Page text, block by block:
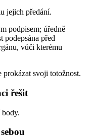
jejich předání.
podpisem; úředně
podepsána před
vůči kterému
prokázat svoji totožnost.
řešit